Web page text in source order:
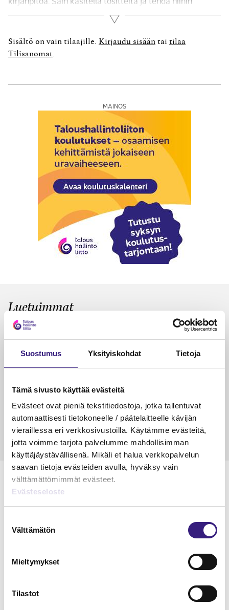
Suostumus Yksityiskohdat Tietoja
Tämä sivusto käyttää evästeitä
Evästeet ovat pieniä tekstitiedostoja, jotka tallentuvat
automaattisesti tietokoneelle / päätelaitteelle kävijän
vieraillessa eri verkkosivustoilla. Käytämme evästeitä,
jotta voimme tarjota palvelumme mahdollisimman
käyttäjäystävällisenä. Mikäli et halua verkkopalvelun
saavan tietoja evästeiden avulla, hyväksy vain
välttämättömimmät evästeet.
Evästeseloste
valinta
Välttämätön
Mieltymykset
Tilastot
merkintöjä. Merkitsin jokaiseen tositteeseen numeron ja
kirjasin ne alkuperäiseen amerikkalaiseen
kirjanpitokirjaan, joka tosin oli nykyajan mukaisesti
excel-taulukko. Tein tärkeää kirjanpitotyötä...
Lue lisää
Sisältö on vain tilaajille. Kirjaudu sisään tai tilaa
Tilisanomat
MAINOS
Luetuimmat
VEROTUS
Kulu­veloitukset arvon­lisä­
verotuksessa – omien kulujen
veloitus, kulujen edelleen­
15.5.2023 10 min